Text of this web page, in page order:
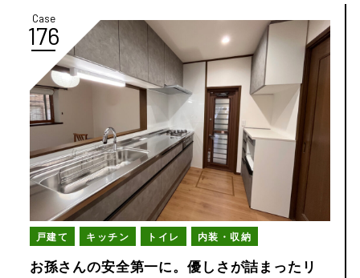
Case
176
戸建て キッチン トイレ 内装・収納
お孫さんの安全第一に。優しさが詰まったリ